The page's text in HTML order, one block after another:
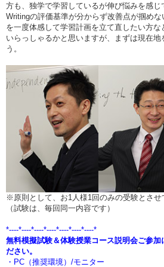
方も、独学で学習しているが伸び悩みを感
Writingの評価基準が分からず改善点が掴め
を一度体感して学習計画を立て直したい方
いらっしゃるかと思いますが、まずは現在地
う。
※原則として、お1人様1回のみの受験とさせ
（試験は、毎回同一内容です）
*----*----*----*----*----*----*----*
無料模擬試験＆体験授業コース説明会ご参加
ださい。
・PC（推奨環境）/モニター